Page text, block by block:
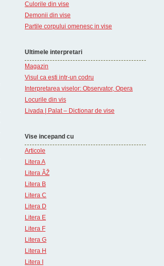
Culorile din vise
Demonii din vise
Partile corpului omenesc in vise
Ultimele interpretari
Magazin
Visul ca esti intr-un codru
Interpretarea viselor: Observator, Opera
Locurile din vis
Livada | Palat – Dictionar de vise
Vise incepand cu
Articole
Litera A
Litera ÃŽ
Litera B
Litera C
Litera D
Litera E
Litera F
Litera G
Litera H
Litera I